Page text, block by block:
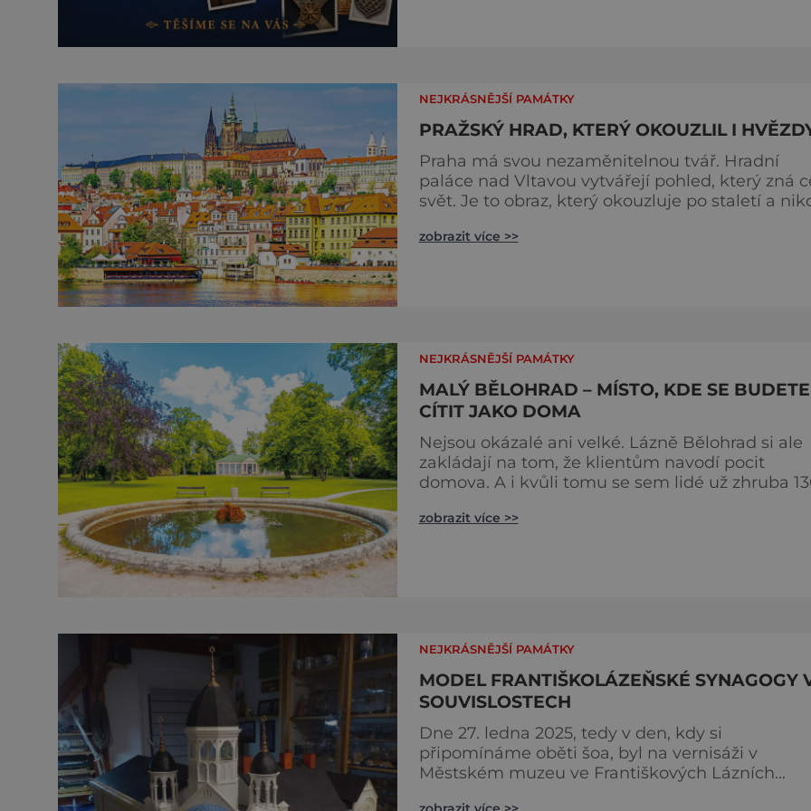
NEJKRÁSNĚJŠÍ PAMÁTKY
PRAŽSKÝ HRAD, KTERÝ OKOUZLIL I
Praha má svou nezaměnitelnou tvář. Hradní
paláce nad Vltavou vytvářejí pohled, který zná
svět. Je to obraz, který okouzluje po staletí a
by ho neznal. Pražský hrad se objevuje na
zobrazit více >>
NEJKRÁSNĚJŠÍ PAMÁTKY
MALÝ BĚLOHRAD – MÍSTO, KDE SE BUDETE
CÍTIT JAKO DOMA
Nejsou okázalé ani velké. Lázně Bělohrad si ale
zakládají na tom, že klientům navodí pocit
domova. A i kvůli tomu se sem lidé už zhruba
ani velkolepé akce. Dokonce tu nenajdete ani
zobrazit více >>
NEJKRÁSNĚJŠÍ PAMÁTKY
MODEL FRANTIŠKOLÁZEŇSKÉ SYNAGOGY
SOUVISLOSTECH
Dne 27. ledna 2025, tedy v den, kdy si
připomínáme oběti šoa, byl na vernisáži v
Městském muzeu ve Františkových Lázních